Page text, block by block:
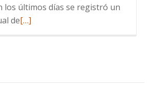
los últimos días se registró un
deLeer
enfermedad
[…]